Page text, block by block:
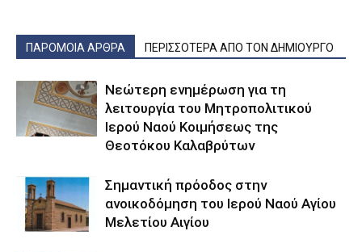
ΠΑΡΟΜΟΙΑ ΑΡΘΡΑ ΠΕΡΙΣΣΟΤΕΡΑ ΑΠΟ ΤΟΝ ΔΗΜΙΟΥΡΓΟ
Νεώτερη ενημέρωση για τη
λειτουργία του Μητροπολιτικού
Ιερού Ναού Κοιμήσεως της
Θεοτόκου Καλαβρύτων
Σημαντική πρόοδος στην
ανοικοδόμηση του Ιερού Ναού Αγίου
Μελετίου Αιγίου